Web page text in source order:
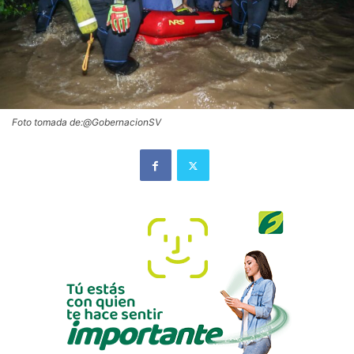
Foto tomada de:@GobernacionSV